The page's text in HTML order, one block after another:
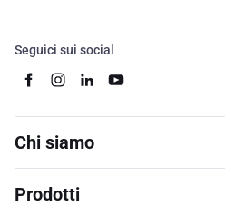
Seguici sui social
Chi siamo
Prodotti